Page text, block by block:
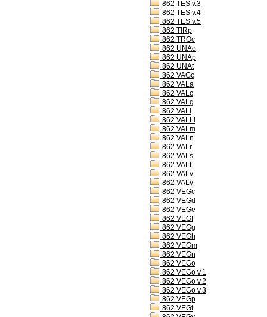
862 TES v.3
862 TES v.4
862 TES v.5
862 TIRp
862 TROc
862 UNAo
862 UNAp
862 UNAt
862 VAGc
862 VALa
862 VALc
862 VALg
862 VALl
862 VALLi
862 VALm
862 VALn
862 VALr
862 VALs
862 VALt
862 VALv
862 VALy
862 VEGc
862 VEGd
862 VEGe
862 VEGf
862 VEGg
862 VEGh
862 VEGm
862 VEGn
862 VEGo
862 VEGo v.1
862 VEGo v.2
862 VEGo v.3
862 VEGp
862 VEGt